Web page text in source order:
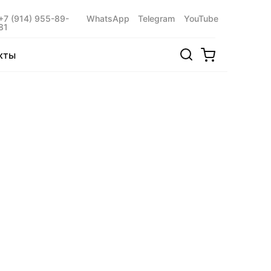
(914) 955-89-
WhatsApp Telegram YouTube